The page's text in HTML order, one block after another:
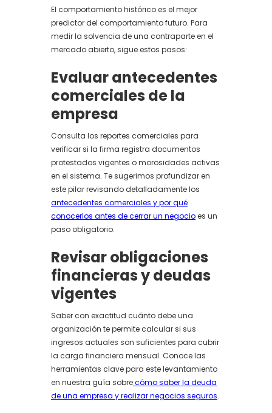
El comportamiento histórico es el mejor
predictor del comportamiento futuro. Para
medir la solvencia de una contraparte en el
mercado abierto, sigue estos pasos:
Evaluar antecedentes
comerciales de la
empresa
Consulta los reportes comerciales para
verificar si la firma registra documentos
protestados vigentes o morosidades activas
en el sistema. Te sugerimos profundizar en
este pilar revisando detalladamente los
antecedentes comerciales y por qué
conocerlos antes de cerrar un negocioes un
paso obligatorio.
Revisar obligaciones
financieras y deudas
vigentes
Saber con exactitud cuánto debe una
organización te permite calcular si sus
ingresos actuales son suficientes para cubrir
la carga financiera mensual. Conoce las
herramientas clave para este levantamiento
en nuestra guía sobrecómo saber la deuda
de una empresa y realizar negocios seguros.